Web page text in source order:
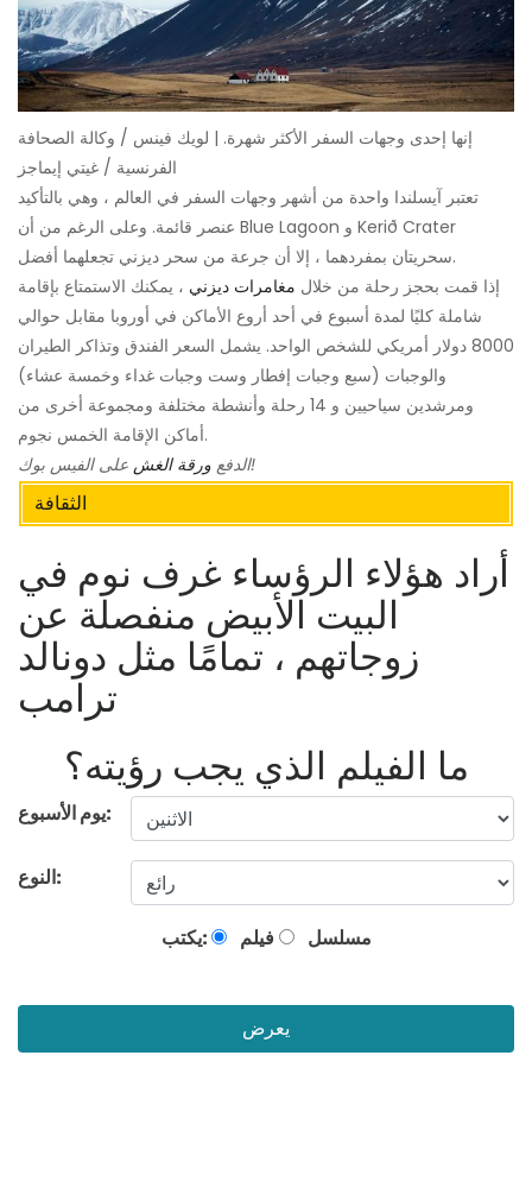
إنها إحدى وجهات السفر الأكثر شهرة. | لويك فينس / وكالة الصحافة
الفرنسية / غيتي إيماجز
تعتبر آيسلندا واحدة من أشهر وجهات السفر في العالم ، وهي بالتأكيد
عنصر قائمة. وعلى الرغم من أن Blue Lagoon و Kerið Crater
سحريتان بمفردهما ، إلا أن جرعة من سحر ديزني تجعلهما أفضل.
إذا قمت بحجز رحلة من خلال مغامرات ديزني ، يمكنك الاستمتاع بإقامة
شاملة كليًا لمدة أسبوع في أحد أروع الأماكن في أوروبا مقابل حوالي
8000 دولار أمريكي للشخص الواحد. يشمل السعر الفندق وتذاكر الطيران
والوجبات (سبع وجبات إفطار وست وجبات غداء وخمسة عشاء)
ومرشدين سياحيين و 14 رحلة وأنشطة مختلفة ومجموعة أخرى من
أماكن الإقامة الخمس نجوم.
الدفع ورقة الغش على الفيس بوك!
الثقافة
أراد هؤلاء الرؤساء غرف نوم في
البيت الأبيض منفصلة عن
زوجاتهم ، تمامًا مثل دونالد
ترامب
ما الفيلم الذي يجب رؤيته؟
يوم الأسبوع:
النوع:
يكتب: فيلم مسلسل
يعرض